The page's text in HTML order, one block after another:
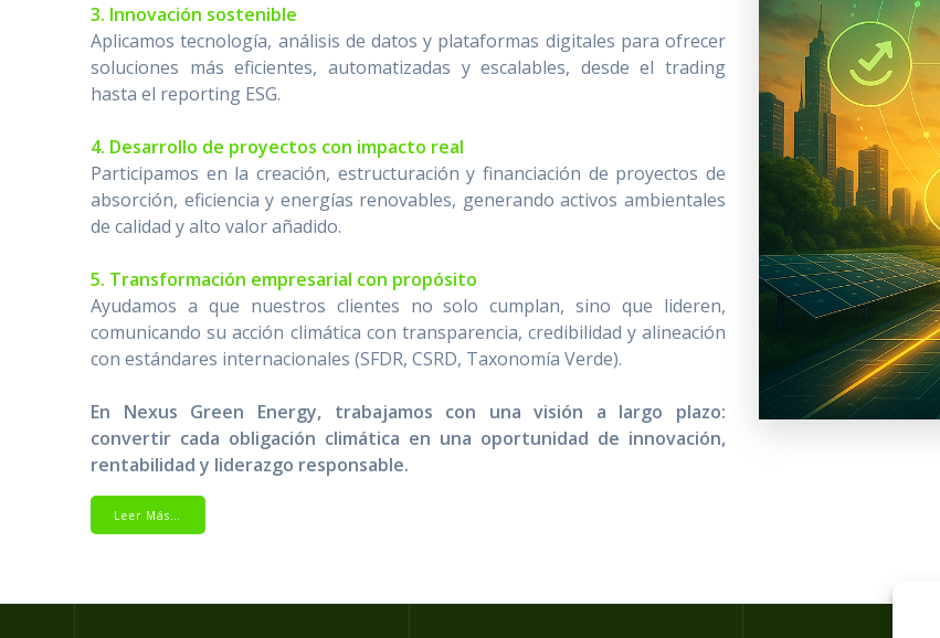
3. Innovación sostenible
Aplicamos tecnología, análisis de datos y plataformas digitales para ofrecer
soluciones más eficientes, automatizadas y escalables, desde el trading
hasta el reporting ESG.
4. Desarrollo de proyectos con impacto real
Participamos en la creación, estructuración y financiación de proyectos de
absorción, eficiencia y energías renovables, generando activos ambientales
de calidad y alto valor añadido.
5. Transformación empresarial con propósito
Ayudamos a que nuestros clientes no solo cumplan, sino que lideren,
comunicando su acción climática con transparencia, credibilidad y alineación
con estándares internacionales (SFDR, CSRD, Taxonomía Verde).
En Nexus Green Energy, trabajamos con una visión a largo plazo:
convertir cada obligación climática en una oportunidad de innovación,
rentabilidad y liderazgo responsable.
Leer Más…